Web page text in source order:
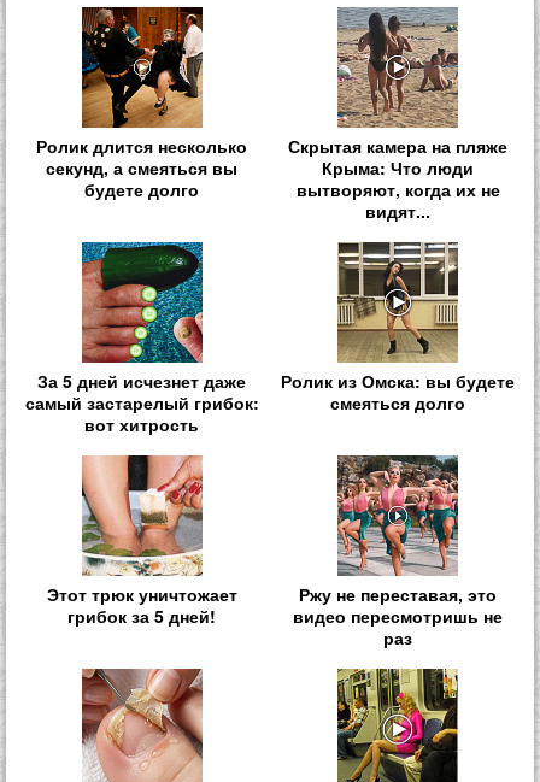
Ролик длится несколько
секунд, а смеяться вы
будете долго
Скрытая камера на пляже
Крыма: Что люди
вытворяют, когда их не
видят...
За 5 дней исчезнет даже
самый застарелый грибок:
вот хитрость
Ролик из Омска: вы будете
смеяться долго
Этот трюк уничтожает
грибок за 5 дней!
Ржу не переставая, это
видео пересмотришь не
раз